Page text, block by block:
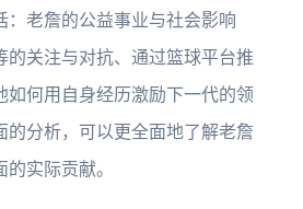
：老詹的公益事业与社会影响
的关注与对抗、通过篮球平台推
如何用自身经历激励下一代的领
的分析，可以更全面地了解老詹
实际贡献。